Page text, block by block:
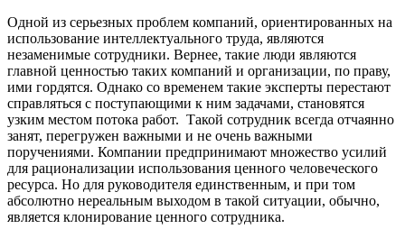
Одной из серьезных проблем компаний, ориентированных на
использование интеллектуального труда, являются
незаменимые сотрудники. Вернее, такие люди являются
главной ценностью таких компаний и организации, по праву,
ими гордятся. Однако со временем такие эксперты перестают
справляться с поступающими к ним задачами, становятся
узким местом потока работ. Такой сотрудник всегда отчаянно
занят, перегружен важными и не очень важными
поручениями. Компании предпринимают множество усилий
для рационализации использования ценного человеческого
ресурса. Но для руководителя единственным, и при том
абсолютно нереальным выходом в такой ситуации, обычно,
является клонирование ценного сотрудника.